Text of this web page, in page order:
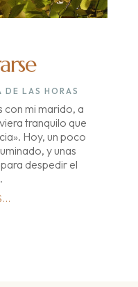
DE LAS HORAS
con mi marido, a
tranquilo que
Hoy, un poco
y unas
despedir el